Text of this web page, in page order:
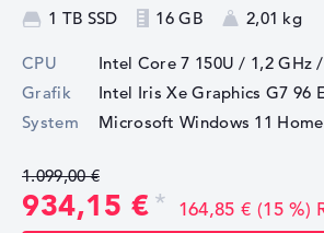
1 TB SSD
16 GB 2,01 kg
CPU Intel Core 7 150U / 1,2 GHz
Grafik
Intel Iris Xe Graphics G7 96
System
Microsoft Windows 11
1.099,00 €
934,15 € 164,85 € (15 %)